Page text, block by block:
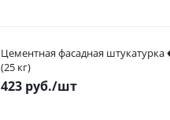
Цементная фасадная штукатурка
(25 кг)
423 руб./шт